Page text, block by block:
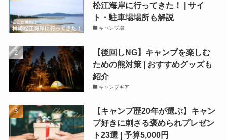
松江海岸に行ってきた！ | サイ
ト・駐車場場所も解説
キャンプ場
【後回しNG】キャンプを楽しむ
ための熊対策 | おすすめグッズも
紹介
キャンプギア
【キャンプ歴20年が選ぶ】キャン
プ好きに刺さる褒められプレゼン
ト23選 | 予算5,000円